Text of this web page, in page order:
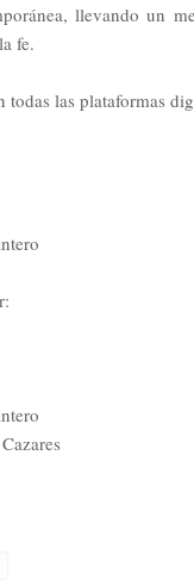
llevando un
fe.
todas las plataformas